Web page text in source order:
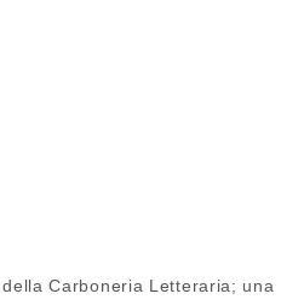
della Carboneria Letteraria; una